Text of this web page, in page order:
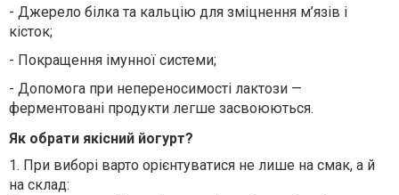
- Джерело білка та кальцію для зміцнення м’язів і
кісток;
- Покращення імунної системи;
- Допомога при непереносимості лактози —
ферментовані продукти легше засвоюються.
Як обрати якісний йогурт?
1. При виборі варто орієнтуватися не лише на смак, а й
на склад: